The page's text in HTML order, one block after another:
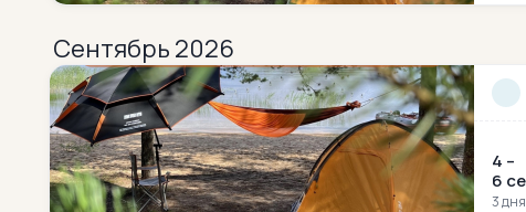
Сентябрь 2026
4 –
6
3